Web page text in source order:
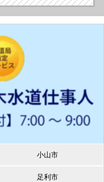
小山市
足利市